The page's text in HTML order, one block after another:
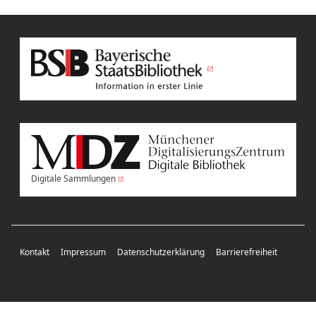
Digitale Sammlungen
Kontakt Impressum Datenschutzerklärung Barrierefreiheit